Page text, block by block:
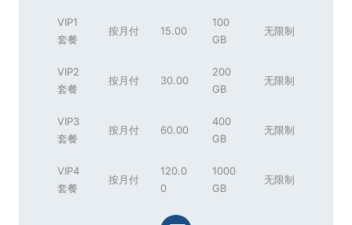
VIP1
套餐
按月付 15.00
100
GB
无限制
VIP2
套餐
按月付 30.00
200
GB
无限制
VIP3
套餐
按月付 60.00
400
GB
无限制
VIP4
套餐
按月付
120.0
0
1000
GB
无限制